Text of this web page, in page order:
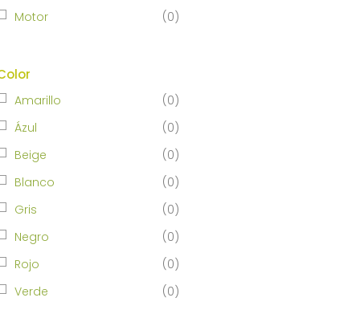
Motor
(0)
Amarillo (0)
Ázul
(0)
Beige
(0)
Blanco
(0)
Gris
(0)
Negro
(0)
Rojo
(0)
Verde
(0)